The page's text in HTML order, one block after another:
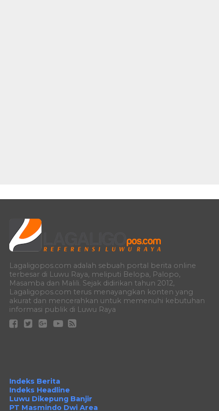
Lagaligopos.com adalah sebuah portal berita online
terbesar di Luwu Raya, meliputi Belopa, Palopo,
Masamba dan Malili. Sejak didirikan tahun 2012,
Lagaligopos.com terus menayangkan konten yang
akurat dan mencerahkan untuk memenuhi kebutuhan
informasi publik di Luwu Raya
Indeks Berita
Indeks Headline
Luwu Dikepung Banjir
PT Masmindo Dwi Area